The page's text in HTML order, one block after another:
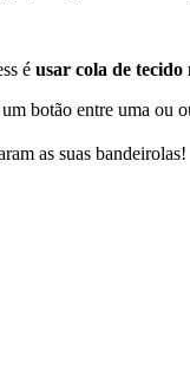
é usar cola de
botão entre uma ou
as suas bandeirolas!